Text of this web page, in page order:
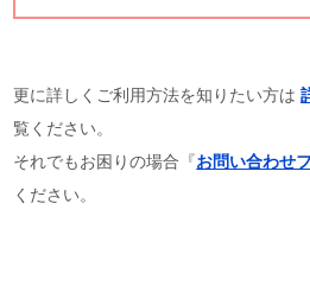
更に詳しくご利用方法を知りたい方は
覧ください。
それでもお困りの場合『お問い合わせ
ください。